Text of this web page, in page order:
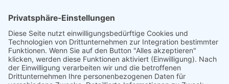
Footer
Cookie-Einstellungen Datenschutz
Impressum
intern
by